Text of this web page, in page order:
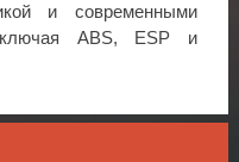
и современными
ABS, ESP и